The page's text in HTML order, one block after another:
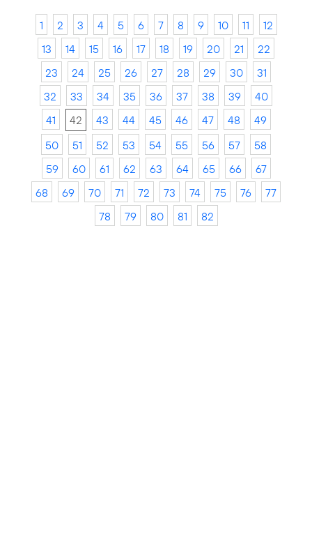
1 2 3 4 5 6 7 8 9 10 11
12
13
14 15 16 17 18 19 20 21
22
23
24 25 26 27 28 29 30
31
32
33 34 35 36 37 38 39
40
41
42 43 44 45 46 47 48
49
50
51 52 53 54 55 56 57
58
59
60 61 62 63 64 65 66
67
68
69 70 71 72 73 74 75 76
77
78
79 80 81 82